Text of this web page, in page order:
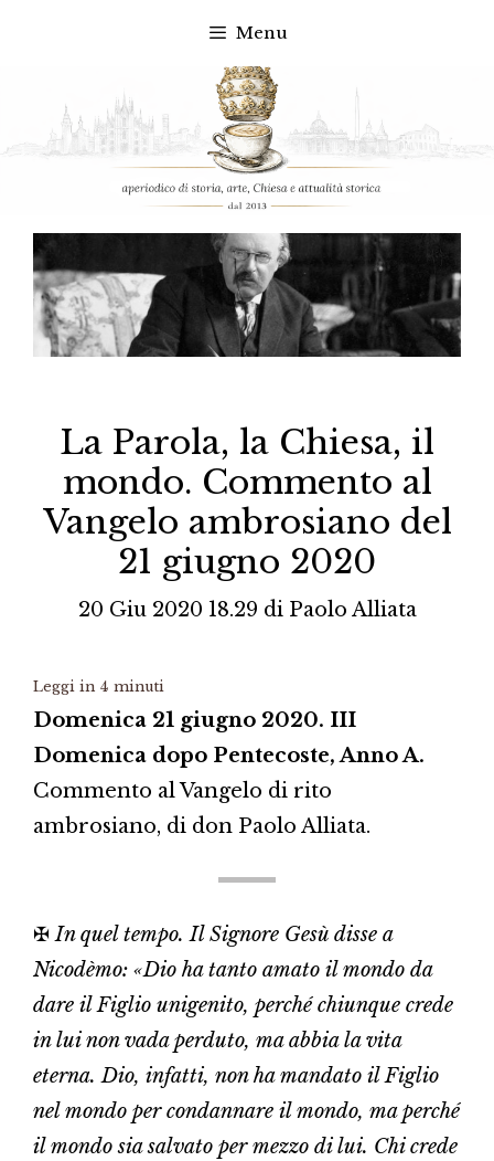
contenuto
Menu
La Parola, la Chiesa, il
mondo. Commento al
Vangelo ambrosiano del
21 giugno 2020
20 Giu 2020 18.29 di Paolo Alliata
Leggi in 4 minuti
Domenica 21 giugno 2020. III
Domenica dopo Pentecoste, Anno A.
Commento al Vangelo di rito
ambrosiano, di don Paolo Alliata.
✠In quel tempo. Il Signore Gesù disse a
Nicodèmo: «Dio ha tanto amato il mondo da
dare il Figlio unigenito, perché chiunque crede
in lui non vada perduto, ma abbia la vita
eterna. Dio, infatti, non ha mandato il Figlio
nel mondo per condannare il mondo, ma perché
il mondo sia salvato per mezzo di lui. Chi crede